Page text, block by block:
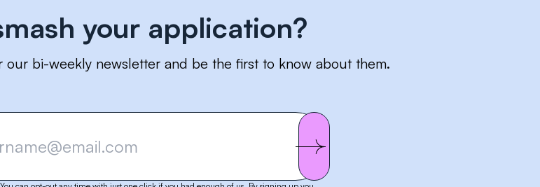
your application?
bi-weekly newsletter and be the first to know about them.